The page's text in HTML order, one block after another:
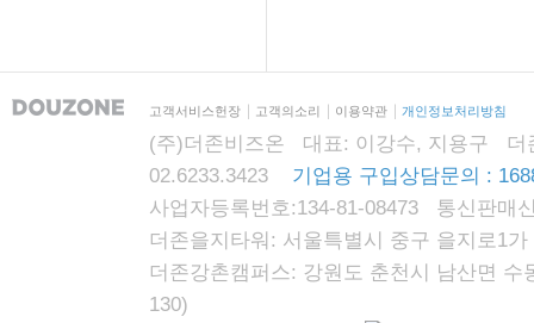
고객서비스헌장 고객의소리 이용약관 개인정보처리방침
(주)더존비즈온 대표: 이강수, 지용구 더
02.6233.3423 기업용 구입상담문의 :
사업자등록번호:134-81-08473 통신판매
더존을지타워: 서울특별시 중구 을지로1
더존강촌캠퍼스: 강원도 춘천시 남산면
130)